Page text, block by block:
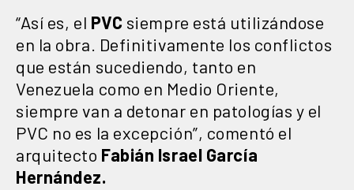
“Así es, el PVC siempre está utilizándose
en la obra. Definitivamente los conflictos
que están sucediendo, tanto en
Venezuela como en Medio Oriente,
siempre van a detonar en patologías y el
PVC no es la excepción”, comentó el
arquitecto Fabián Israel García
Hernández.